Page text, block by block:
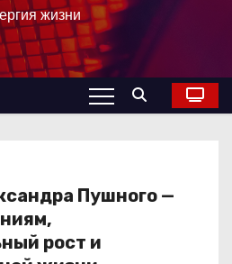
жизни
Пушного —
рост и